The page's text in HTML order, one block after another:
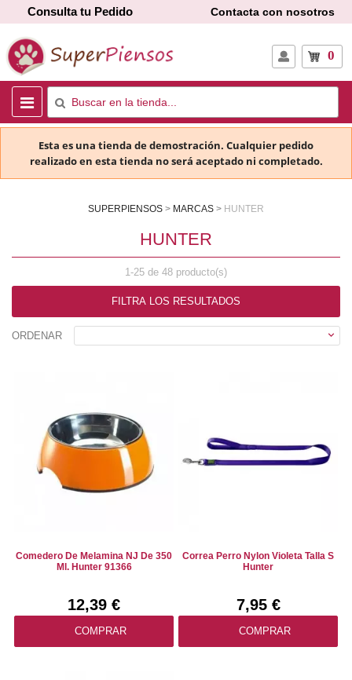
Consulta tu Pedido Contacta con nosotros
0
Esta es una tienda de demostración. Cualquier pedido
realizado en esta tienda no será aceptado ni completado.
SUPERPIENSOS MARCAS HUNTER
HUNTER
1-25 de 48 producto(s)
FILTRA LOS RESULTADOS
ORDENAR 
Comedero De Melamina NJ De 350
Ml. Hunter 91366
12,39 €
COMPRAR
Correa Perro Nylon Violeta Talla S
Hunter
7,95 €
COMPRAR